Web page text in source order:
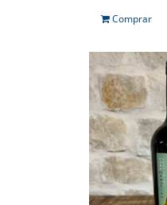
Comprar